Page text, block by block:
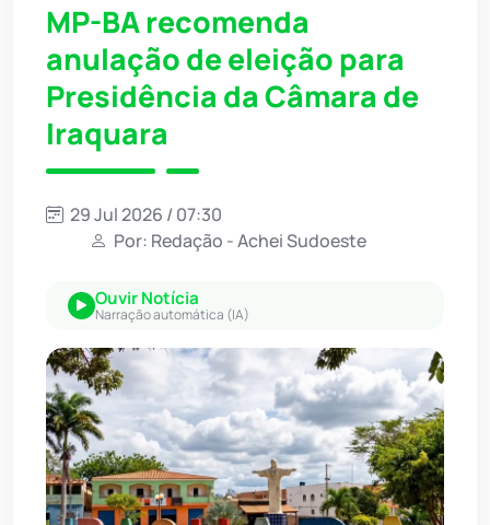
MP-BA recomenda
anulação de eleição para
Presidência da Câmara de
Iraquara
29 Jul 2026 / 07:30
Por: Redação - Achei Sudoeste
Ouvir Notícia
Narração automática (IA)